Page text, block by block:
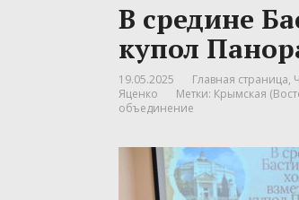
В средине
купол
19.05.2025 Главная страница,
Яценко
Метки: Крымская
объединение